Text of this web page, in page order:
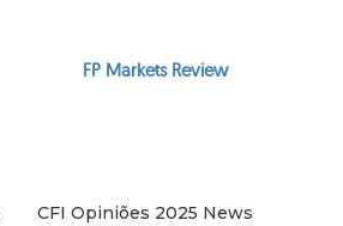
FP Markets Review
CFI Opiniões 2025 News